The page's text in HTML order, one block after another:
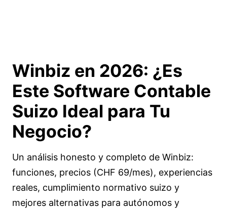
Winbiz en 2026: ¿Es
Este Software Contable
Suizo Ideal para Tu
Negocio?
Un análisis honesto y completo de Winbiz:
funciones, precios (CHF 69/mes), experiencias
reales, cumplimiento normativo suizo y
mejores alternativas para autónomos y